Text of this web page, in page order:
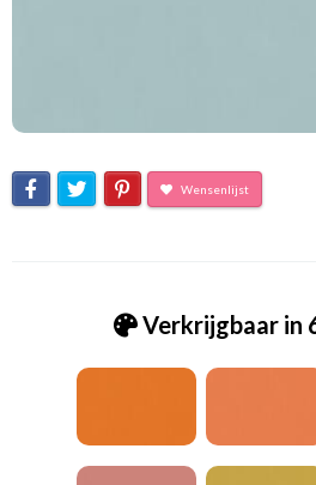
Wensenlijst
Verkrijgbaar in